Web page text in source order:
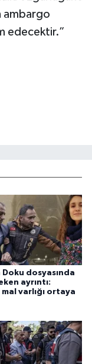
ambargo
edecektir.”
dosyasında
ayrıntı:
varlığı ortaya